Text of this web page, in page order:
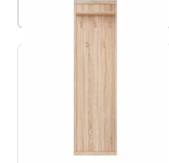
Termékszűrő